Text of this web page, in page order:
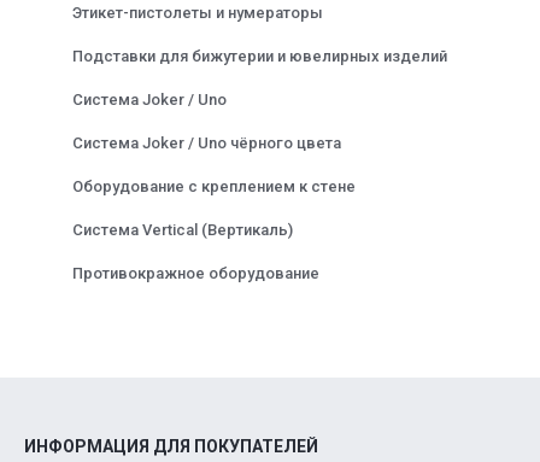
Этикет-пистолеты и нумераторы
Подставки для бижутерии и ювелирных изделий
Система Joker / Uno
Система Joker / Uno чёрного цвета
Оборудование с креплением к стене
Система Vertical (Вертикаль)
Противокражное оборудование
ИНФОРМАЦИЯ ДЛЯ ПОКУПАТЕЛЕЙ